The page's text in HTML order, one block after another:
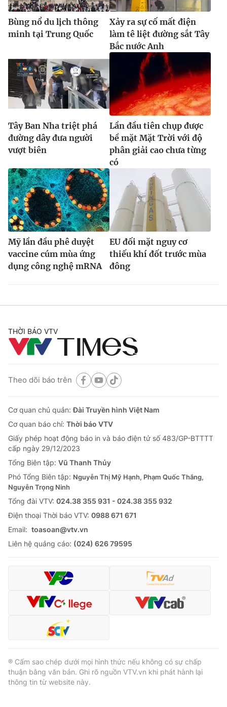
Bùng nổ du lịch thông
minh tại Trung Quốc
Xảy ra sự cố mất điện
làm tê liệt đường sắt Tây
Bắc nước Anh
Tây Ban Nha triệt phá
đường dây đưa người
vượt biên
Lần đầu tiên chụp được
bề mặt Mặt Trời với độ
phân giải cao chưa từng
có
Mỹ lần đầu phê duyệt
vaccine cúm mùa ứng
dụng công nghệ mRNA
EU đối mặt nguy cơ
thiếu khí đốt trước mùa
đông
THỜI BÁO VTV
Theo dõi báo trên
Cơ quan chủ quản:Đài Truyền hình Việt Nam
Cơ quan báo chí: Thời báo VTV
Giấy phép hoạt động báo in và báo điện tử số 483/GP-BTTTT
cấp ngày 29/12/2023
Tổng Biên tập: Vũ Thanh Thủy
Phó Tổng Biên tập: Nguyễn Thị Mỹ Hạnh, Phạm Quốc Thắng,
Nguyễn Trọng Ninh
Tổng đài VTV: 024.38 355 931 - 024.38 355 932
Ðiện thoại Thời báo VTV: 0988 671 671
Email: toasoan@vtv.vn
Liên hệ quảng cáo: (024) 626 79595
® Cấm sao chép dưới mọi hình thức nếu không có sự chấp
thuận bằng văn bản. Ghi rõ nguồn VTV.vn khi phát hành lại
thông tin từ website này.